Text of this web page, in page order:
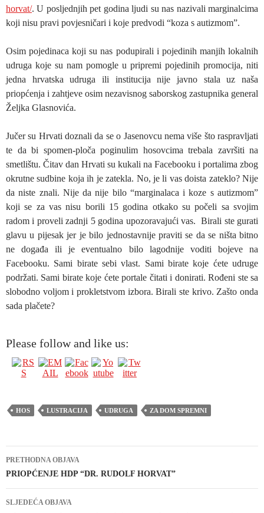
horvat/. U posljednjih pet godina ljudi su nas nazivali marginalcima
koji nisu pravi povjesničari i koje predvodi “koza s autizmom”.
Osim pojedinaca koji su nas podupirali i pojedinih manjih lokalnih
udruga koje su nam pomogle u pripremi pojedinih promocija, niti
jedna hrvatska udruga ili institucija nije javno stala uz naša
priopćenja i zahtjeve osim nezavisnog saborskog zastupnika general
Željka Glasnovića.
Jučer su Hrvati doznali da se o Jasenovcu nema više što raspravljati
te da bi spomen-ploča poginulim hosovcima trebala završiti na
smetlištu. Čitav dan Hrvati su kukali na Facebooku i portalima zbog
okrutne sudbine koja ih je zatekla. No, je li vas doista zateklo? Nije
da niste znali. Nije da nije bilo “marginalaca i koze s autizmom”
koji se za vas nisu borili 15 godina otkako su počeli sa svojim
radom i proveli zadnji 5 godina upozoravajući vas. Birali ste gurati
glavu u pijesak jer je bilo jednostavnije praviti se da se ništa bitno
ne događa ili je eventualno bilo lagodnije voditi bojeve na
Facebooku. Sami birate sebi vlast. Sami birate koje ćete udruge
podržati. Sami birate koje ćete portale čitati i donirati. Rođeni ste sa
slobodno voljom i prokletstvom izbora. Birali ste krivo. Zašto onda
sada plačete?
Please follow and like us:
HOS LUSTRACIJA UDRUGA ZA DOM SPREMNI
Navigacija
objava
PRETHODNA OBJAVA
PRIOPĆENJE HDP “DR. RUDOLF HORVAT”
SLJEDEĆA OBJAVA